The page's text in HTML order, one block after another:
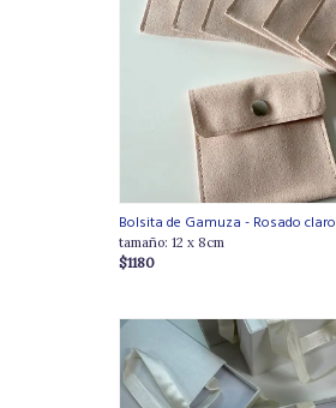
Bolsita de Gamuza - Rosado claro
tamaño: 12 x 8cm
$1180